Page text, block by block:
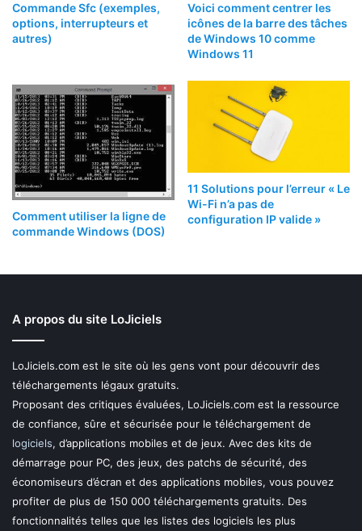
Commande Sfc (exemples,
options, interrupteurs et
autres)
Voici comment centrer les
icônes de la barre des tâches
de Windows 10 comme
Windows 11
Comment utiliser la ligne de
commande Windows (DOS)
11 Solutions pour l’erreur « Le
Wi-Fi n’a pas de
configuration IP valide »
A propos du site LoJiciels
LoJiciels.com est le site où les gens vont pour découvrir des
téléchargements légaux gratuits.
Proposant des critiques évaluées, LoJiciels.com est la ressource
de confiance, sûre et sécurisée pour le téléchargement de
logiciels, d’applications mobiles et de jeux. Avec des kits de
démarrage pour PC, des jeux, des patchs de sécurité, des
économiseurs d’écran et des applications mobiles, vous pouvez
profiter de plus de 150 000 téléchargements gratuits. Des
fonctionnalités telles que les listes des logiciels les plus